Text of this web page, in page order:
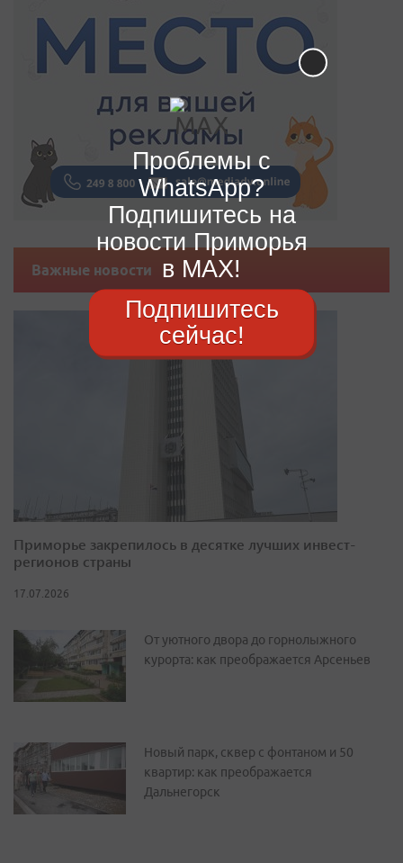
Важные новости
Приморье закрепилось в десятке лучших инвест-
регионов страны
17.07.2026
От уютного двора до горнолыжного
курорта: как преображается Арсеньев
Новый парк, сквер с фонтаном и 50
квартир: как преображается
Дальнегорск
Проблемы с
WhatsApp?
Подпишитесь на
новости Приморья
в MAX!
Подпишитесь
сейчас!